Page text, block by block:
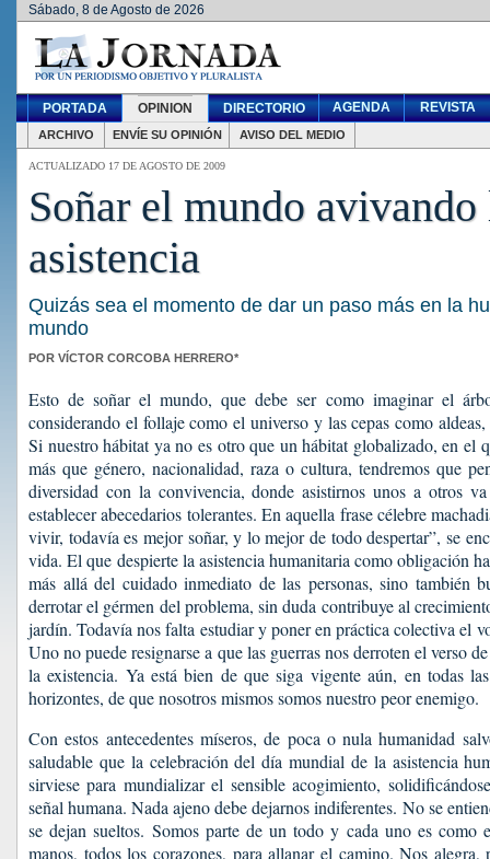
Sábado, 8 de Agosto de 2026
PORTADA OPINION DIRECTORIO AGENDA REVISTA
ARCHIVO ENVÍE SU OPINIÓN AVISO DEL MEDIO
ACTUALIZADO 17 DE AGOSTO DE 2009
Soñar el mundo avivando
asistencia
Quizás sea el momento de dar un paso más en la
mundo
POR VÍCTOR CORCOBA HERRERO*
Esto de soñar el mundo, que debe ser como imaginar el
considerando el follaje como el universo y las cepas como
Si nuestro hábitat ya no es otro que un hábitat globalizado, en el
más que género, nacionalidad, raza o cultura, tendremos que
diversidad con la convivencia, donde asistirnos unos a otros
establecer abecedarios tolerantes. En aquella frase célebre
vivir, todavía es mejor soñar, y lo mejor de todo despertar”, se
vida. El que despierte la asistencia humanitaria como obligación
más allá del cuidado inmediato de las personas, sino también
derrotar el gérmen del problema, sin duda contribuye al
jardín. Todavía nos falta estudiar y poner en práctica colectiva el
Uno no puede resignarse a que las guerras nos derroten el verso
la existencia. Ya está bien de que siga vigente aún, en todas
horizontes, de que nosotros mismos somos nuestro peor enemigo.
Con estos antecedentes míseros, de poca o nula humanidad
saludable que la celebración del día mundial de la asistencia
sirviese para mundializar el sensible acogimiento,
señal humana. Nada ajeno debe dejarnos indiferentes. No se
se dejan sueltos. Somos parte de un todo y cada uno es como
manos, todos los corazones, para allanar el camino. Nos